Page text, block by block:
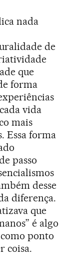
nada
de
que
forma
vida
mais
Essa forma
passo
desse
diferença.
que
é algo
ponto
coisa.